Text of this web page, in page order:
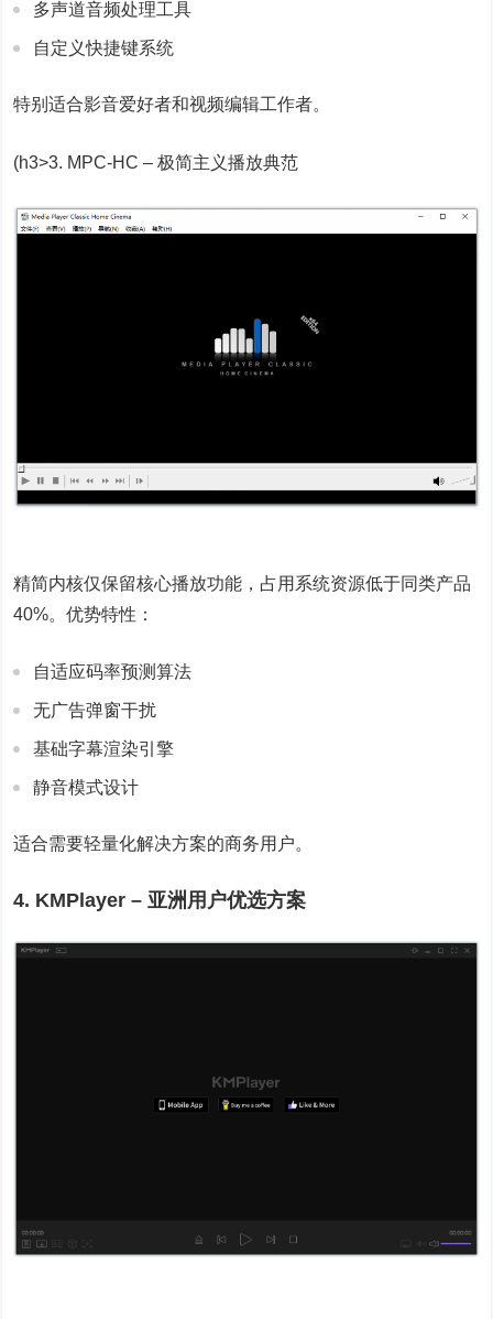
多声道音频处理工具
自定义快捷键系统
特别适合影音爱好者和视频编辑工作者。
(h3>3. MPC-HC – 极简主义播放典范
精简内核仅保留核心播放功能，占用系统资源低于同类产品
40%。优势特性：
自适应码率预测算法
无广告弹窗干扰
基础字幕渲染引擎
静音模式设计
适合需要轻量化解决方案的商务用户。
4. KMPlayer – 亚洲用户优选方案